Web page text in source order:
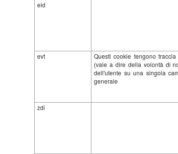
eid
evt
Questi cookie tengono
(vale a dire della volontà di
dell'utente su una singola
generale
zdi